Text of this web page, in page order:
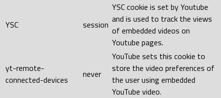
YSC session
YSC cookie is set by Youtube
and is used to track the views
of embedded videos on
Youtube pages.
yt-remote-
connected-devices
never
YouTube sets this cookie to
store the video preferences of
the user using embedded
YouTube video.